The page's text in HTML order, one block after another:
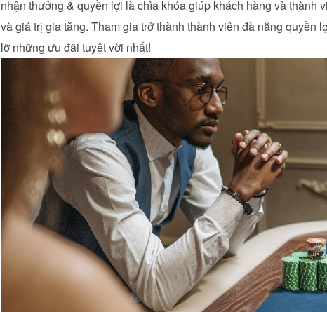
nhận thưởng & quyền lợi là chìa khóa giúp khách hàng và thành
và giá trị gia tăng. Tham gia trở thành thành viên đà nẵng quyền
lỡ những ưu đãi tuyệt vời nhất!